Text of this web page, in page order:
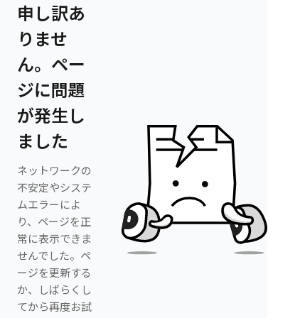
申し訳あ
りませ
ん。ペー
ジに問題
が発生し
ました
ネットワークの
不安定やシステ
ムエラーによ
り、ページを正
常に表示できま
せんでした。ペ
ージを更新する
か、しばらくし
てから再度お試